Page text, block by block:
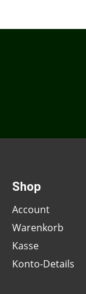
Shop
Account
Warenkorb
Kasse
Konto-Details